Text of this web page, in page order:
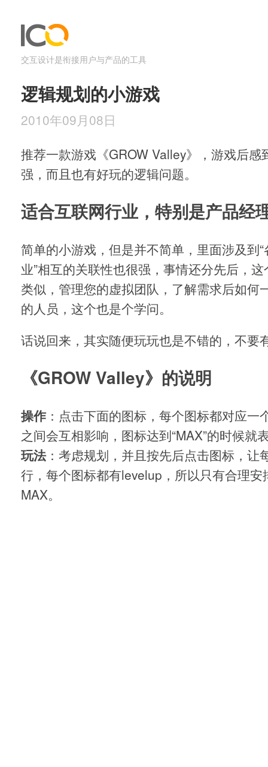
交互设计是衔接用户与产品的工具
逻辑规划的小游戏
2010年09月08日
推荐一款游戏《GROW Valley》，游戏后感
强，而且也有好玩的逻辑问题。
适合互联网行业，特别是产品经
简单的小游戏，但是并不简单，里面涉及到“
业”相互的关联性也很强，事情还分先后，
类似，管理您的虚拟团队，了解需求后如何
的人员，这个也是个学问。
话说回来，其实随便玩玩也是不错的，不要
《GROW Valley》的说明
操作 ：点击下面的图标，每个图标都对应一
之间会互相影响，图标达到“MAX”的时候就
玩法：考虑规划，并且按先后点击图标，让
行，每个图标都有levelup，所以只有合理
MAX。